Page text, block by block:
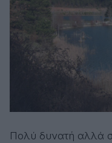
Πολύ δυνατή αλλά